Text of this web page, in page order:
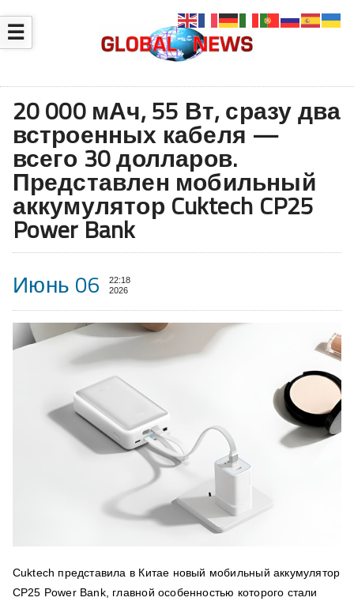
☰
20 000 мАч, 55 Вт, сразу два
встроенных кабеля —
всего 30 долларов.
Представлен мобильный
аккумулятор Cuktech CP25
Power Bank
Июнь 06
22:18
2026
Cuktech представила в Китае новый мобильный аккумулятор
CP25 Power Bank, главной особенностью которого стали